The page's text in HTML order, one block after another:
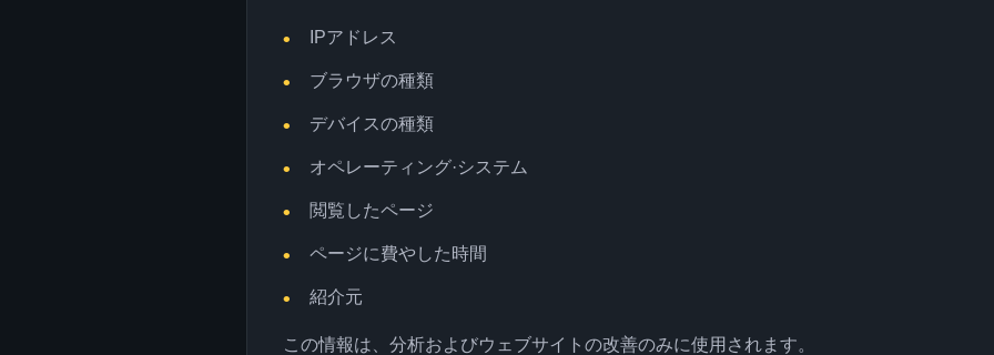
IPアドレス
ブラウザの種類
デバイスの種類
オペレーティング·システム
閲覧したページ
ページに費やした時間
紹介元
この情報は、分析およびウェブサイトの改善のみに使用されます。